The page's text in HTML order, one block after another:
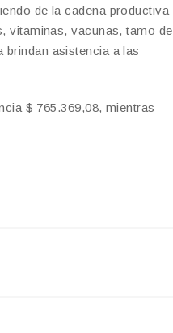
de la cadena productiva
vitaminas, vacunas, tamo de
asistencia a las
$ 765.369,08, mientras